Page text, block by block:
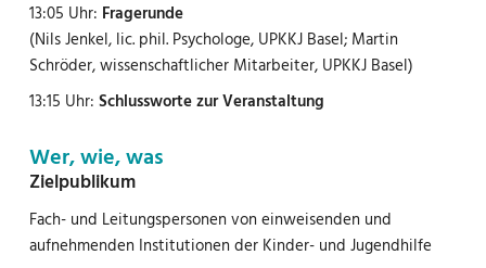
13:05 Uhr: Fragerunde
(Nils Jenkel, lic. phil. Psychologe, UPKKJ Basel; Martin
Schröder, wissenschaftlicher Mitarbeiter, UPKKJ Basel)
13:15 Uhr: Schlussworte zur Veranstaltung
Wer, wie, was
Zielpublikum
Fach- und Leitungspersonen von einweisenden und
aufnehmenden Institutionen der Kinder- und Jugendhilfe